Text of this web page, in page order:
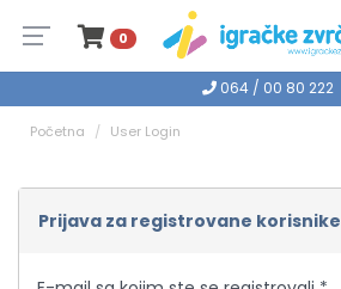
0
064 / 00 80 222
Početna User Login
Prijava za registrovane korisnike